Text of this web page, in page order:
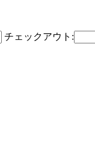
チェックアウト: